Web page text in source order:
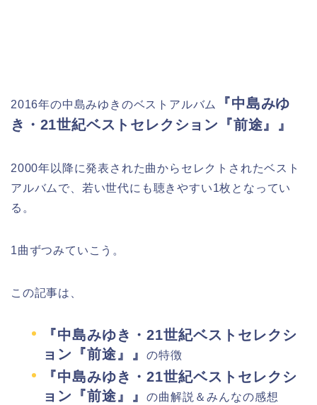
2016年の中島みゆきのベストアルバム
『中島みゆ
き・21世紀ベストセレクション『前途』』
2000年以降に発表された曲からセレクトされたベスト
アルバムで、若い世代にも聴きやすい1枚となってい
る。
1曲ずつみていこう。
この記事は、
『中島みゆき・21世紀ベストセレクシ
ョン『前途』』
の特徴
『中島みゆき・21世紀ベストセレクシ
ョン『前途』』
の曲解説＆みんなの感想